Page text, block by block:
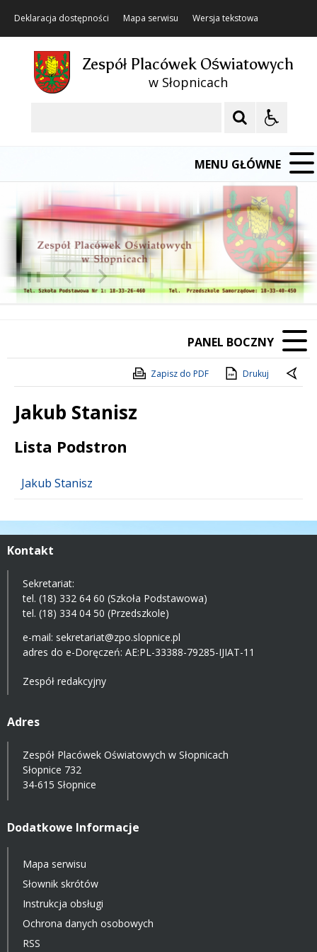
Deklaracja dostępności Mapa serwisu Wersja tekstowa
Zespół Placówek Oświatowych
w Słopnicach
MENU GŁÓWNE
Poprzedni Element
Następny Element
❚❚
PANEL BOCZNY
Zapisz do PDF Drukuj
Jakub Stanisz
Treść
Lista Podstron
Jakub Stanisz
Kontakt
Sekretariat:
tel. (18) 332 64 60 (Szkoła Podstawowa)
tel. (18) 334 04 50 (Przedszkole)
e-mail: sekretariat@zpo.slopnice.pl
adres do e-Doręczeń: AE:PL-33388-79285-IJIAT-11
Zespół redakcyjny
Adres
Zespół Placówek Oświatowych w Słopnicach
Słopnice 732
34-615 Słopnice
Dodatkowe Informacje
Mapa serwisu
Słownik skrótów
Instrukcja obsługi
Ochrona danych osobowych
RSS